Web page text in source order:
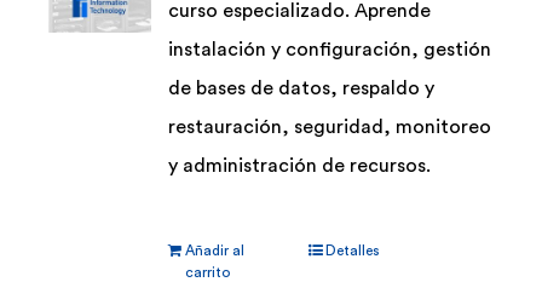
curso especializado. Aprende
instalación y configuración, gestión
de bases de datos, respaldo y
restauración, seguridad, monitoreo
y administración de recursos.
Añadir al
carrito
Detalles